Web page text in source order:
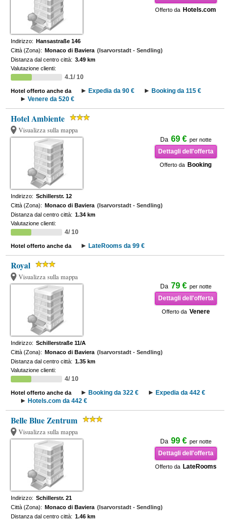
Offerto da Hotels.com
Indirizzo: Hansastraße 146
Città (Zona): Monaco di Baviera (Isarvorstadt - Sendling)
Distanza dal centro città: 3.49 km
Valutazione clienti:
4.1/ 10
Hotel offerto anche da Expedia da 90 €
Booking da 115 €
Venere da 520 €
Hotel Ambiente
Visualizza sulla mappa
Da 69 € per notte
Dettagli dell'offerta
Offerto da Booking
Indirizzo: Schillerstr. 12
Città (Zona): Monaco di Baviera (Isarvorstadt - Sendling)
Distanza dal centro città: 1.34 km
Valutazione clienti:
4/ 10
Hotel offerto anche da LateRooms da 99 €
Royal
Visualizza sulla mappa
Da 79 € per notte
Dettagli dell'offerta
Offerto da Venere
Indirizzo: Schillerstraße 11/A
Città (Zona): Monaco di Baviera (Isarvorstadt - Sendling)
Distanza dal centro città: 1.35 km
Valutazione clienti:
4/ 10
Hotel offerto anche da Booking da 322 €
Expedia da 442 €
Hotels.com da 442 €
Belle Blue Zentrum
Visualizza sulla mappa
Da 99 € per notte
Dettagli dell'offerta
Offerto da LateRooms
Indirizzo: Schillerstr. 21
Città (Zona): Monaco di Baviera (Isarvorstadt - Sendling)
Distanza dal centro città: 1.46 km